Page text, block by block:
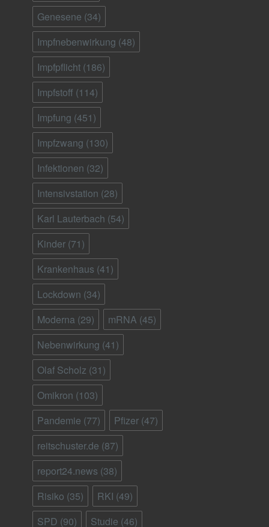
Genesene (34)
Impfnebenwirkung (48)
Impfpflicht (186)
Impfstoff (114)
Impfung (451)
Impfzwang (130)
Infektionen (32)
Intensivstation (28)
Karl Lauterbach (54)
Kinder (71)
Krankenhaus (41)
Lockdown (34)
Moderna (29) mRNA (45)
Nebenwirkung (41)
Olaf Scholz (31)
Omikron (103)
Pandemie (77) Pfizer (47)
reitschuster.de (87)
report24.news (38)
Risiko (35) RKI (49)
SPD (90) Studie (46)